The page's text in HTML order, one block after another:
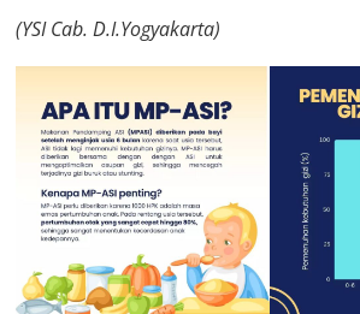
(YSI Cab. D.I.Yogyakarta)